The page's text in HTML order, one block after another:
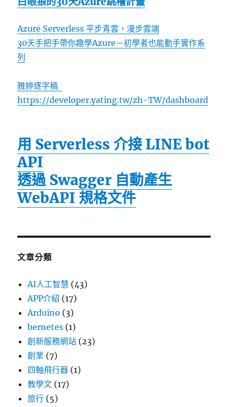
Azure Serverless 平步青雲，漫步雲端
30天手把手帶你趣學Azure－初學者也能動手實作系
列
雅婷逐字稿
https://developer.yating.tw/zh-TW/dashboard
用 Serverless 介接 LINE bot
API
透過 Swagger 自動產生
WebAPI 規格文件
文章分類
AI人工智慧 (43)
APP介紹 (17)
Arduino (3)
bernetes (1)
創新服務網站 (23)
創業 (7)
四軸飛行器 (1)
教學文 (17)
旅行 (5)